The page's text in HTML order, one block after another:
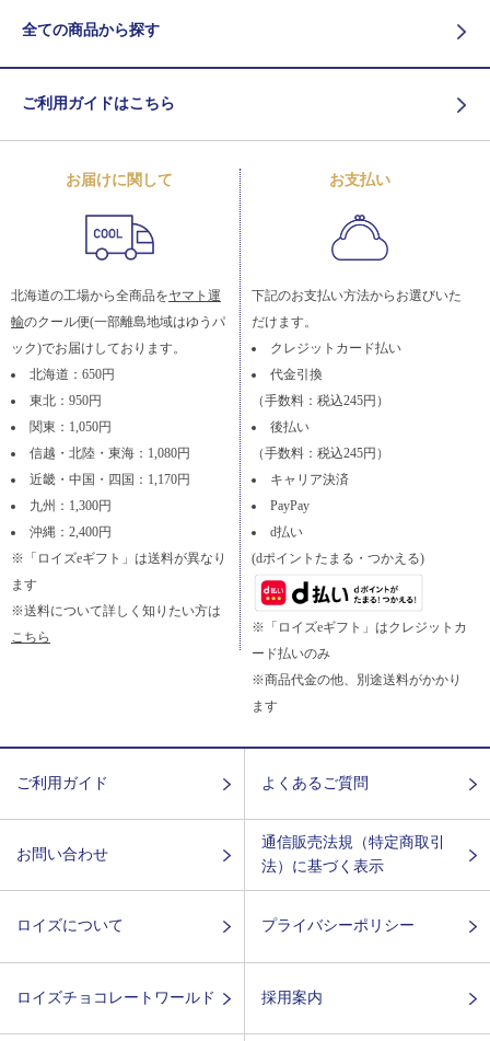
全ての商品から探す
ご利用ガイドはこちら
お届けに関して
北海道の工場から全商品をヤマト運
輸のクール便(一部離島地域はゆうパ
ック)でお届けしております。
北海道：650円
東北：950円
関東：1,050円
信越・北陸・東海：1,080円
近畿・中国・四国：1,170円
九州：1,300円
沖縄：2,400円
※「ロイズeギフト」は送料が異なり
ます
※送料について詳しく知りたい方は
こちら
お支払い
下記のお支払い方法からお選びいた
だけます。
クレジットカード払い
代金引換
（手数料：税込245円）
後払い
（手数料：税込245円）
キャリア決済
PayPay
d払い
(dポイントたまる・つかえる)
※「ロイズeギフト」はクレジットカ
ード払いのみ
※商品代金の他、別途送料がかかり
ます
ご利用ガイド よくあるご質問
お問い合わせ
通信販売法規（特定商取引
法）に基づく表示
ロイズについて プライバシーポリシー
ロイズチョコレートワールド 採用案内